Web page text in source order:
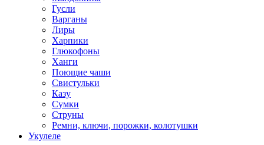
Гусли
Варганы
Лиры
Харпики
Глюкофоны
Ханги
Поющие чаши
Свистульки
Казу
Сумки
Струны
Ремни, ключи, порожки, колотушки
Укулеле